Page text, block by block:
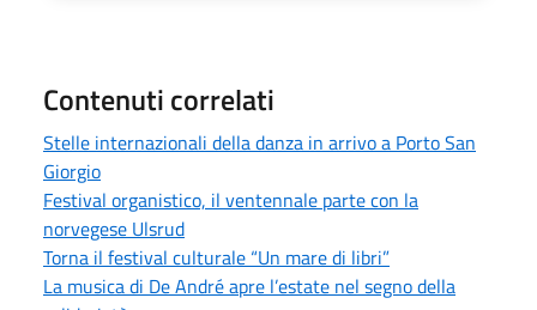
Contenuti correlati
Stelle internazionali della danza in arrivo a Porto San
Giorgio
Festival organistico, il ventennale parte con la
norvegese Ulsrud
Torna il festival culturale “Un mare di libri”
La musica di De André apre l’estate nel segno della